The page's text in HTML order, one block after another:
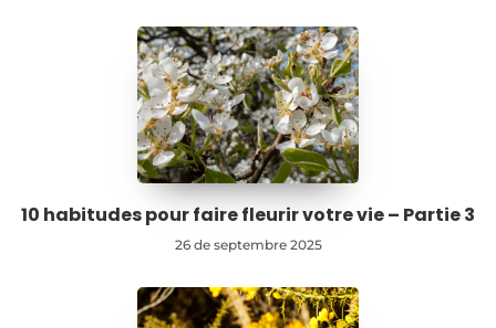
10 habitudes pour faire fleurir votre vie – Partie 3
26 de septembre 2025